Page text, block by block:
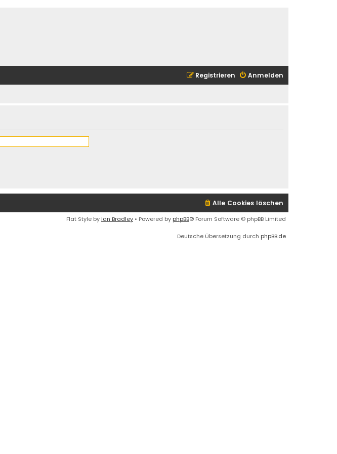
Anmelden
Registrieren
Alle Cookies löschen
Flat Style by Ian Bradley • Powered by phpBB® Forum Software © phpBB Limited
Deutsche Übersetzung durch phpBB.de